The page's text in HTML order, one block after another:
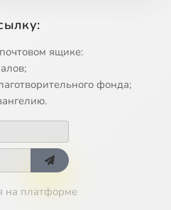
века
2:10:58
Россия
ящике:
фонда;
на платформе